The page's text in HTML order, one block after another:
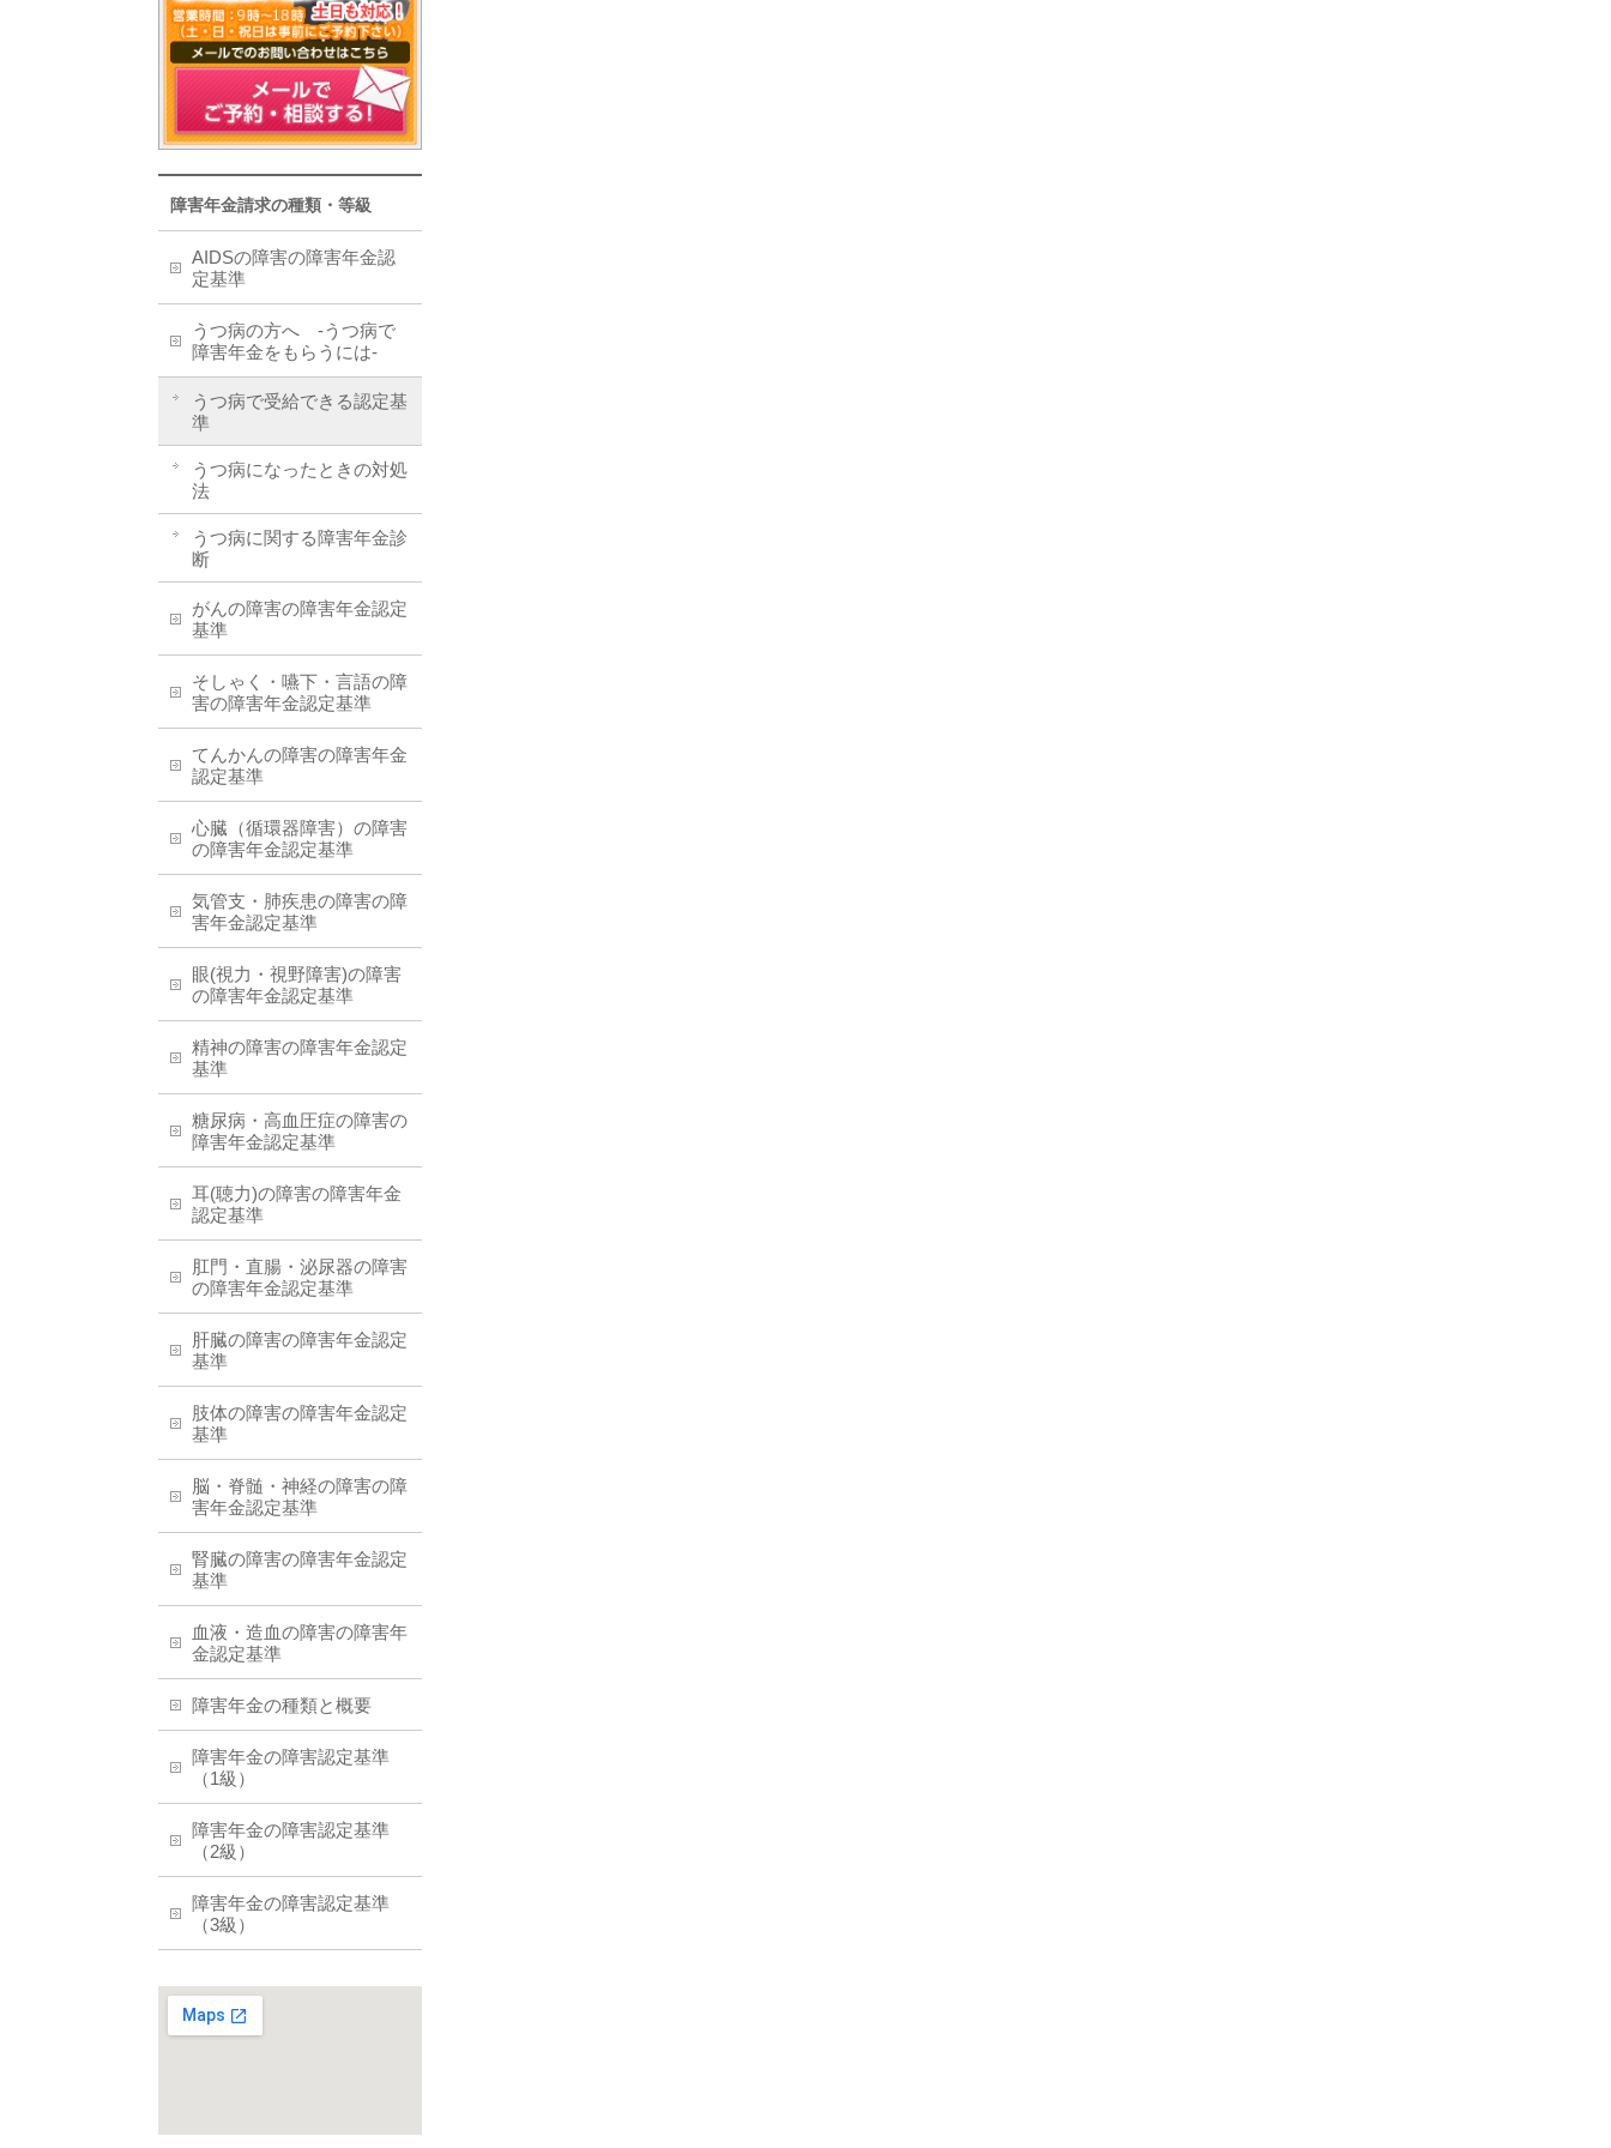
障害年金請求の種類・等級
AIDSの障害の障害年金認
定基準
うつ病の方へ -うつ病で
障害年金をもらうには-
うつ病で受給できる認定基
準
うつ病になったときの対処
法
うつ病に関する障害年金診
断
がんの障害の障害年金認定
基準
そしゃく・嚥下・言語の障
害の障害年金認定基準
てんかんの障害の障害年金
認定基準
心臓（循環器障害）の障害
の障害年金認定基準
気管支・肺疾患の障害の障
害年金認定基準
眼(視力・視野障害)の障害
の障害年金認定基準
精神の障害の障害年金認定
基準
糖尿病・高血圧症の障害の
障害年金認定基準
耳(聴力)の障害の障害年金
認定基準
肛門・直腸・泌尿器の障害
の障害年金認定基準
肝臓の障害の障害年金認定
基準
肢体の障害の障害年金認定
基準
脳・脊髄・神経の障害の障
害年金認定基準
腎臓の障害の障害年金認定
基準
血液・造血の障害の障害年
金認定基準
障害年金の種類と概要
障害年金の障害認定基準
（1級）
障害年金の障害認定基準
（2級）
障害年金の障害認定基準
（3級）